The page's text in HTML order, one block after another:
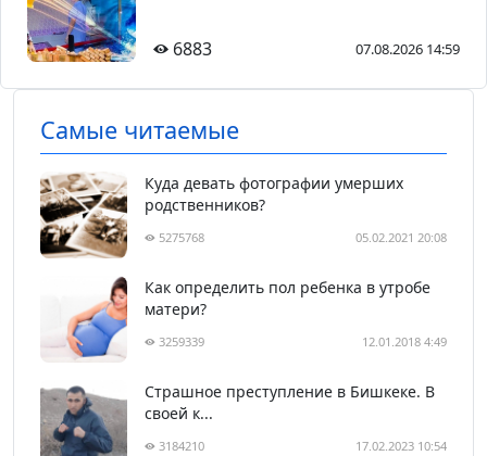
6883 07.08.2026 14:59
Самые читаемые
Куда девать фотографии умерших
родственников?
5275768 05.02.2021 20:08
Как определить пол ребенка в утробе
матери?
3259339 12.01.2018 4:49
Страшное преступление в Бишкеке. В
своей к...
3184210 17.02.2023 10:54